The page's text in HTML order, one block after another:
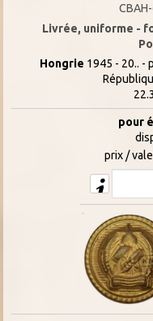
Livrée, uniforme -
Hongrie 1945 - 20.. -
pour
prix /